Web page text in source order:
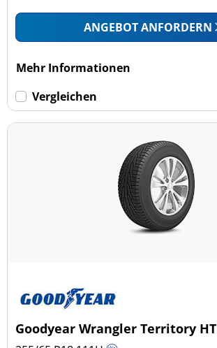
ANGEBOT ANFORDERN
Mehr Informationen
Vergleichen
Goodyear Wrangler Territory HT